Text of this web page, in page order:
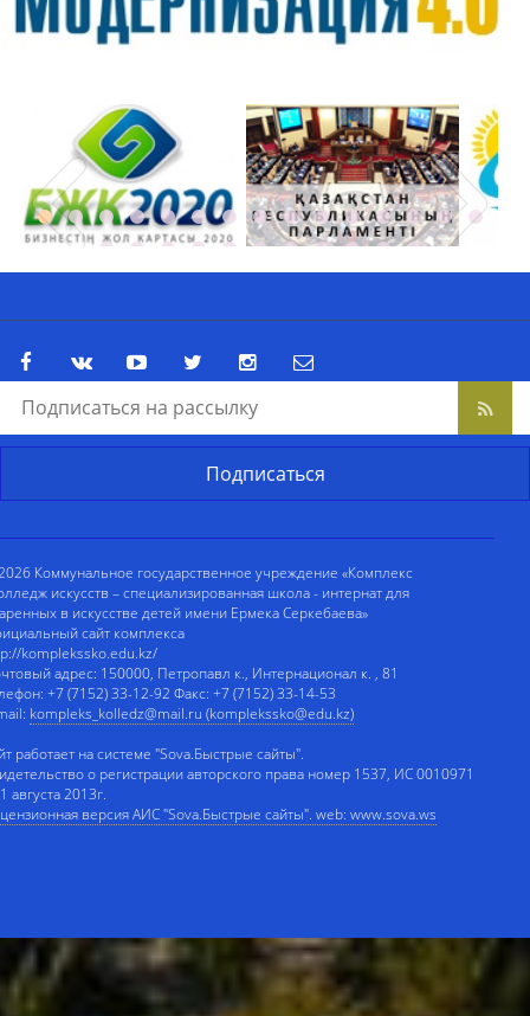
Коммунальное государственное учреждение «Комплекс
искусств – специализированная школа - интернат для
в искусстве детей имени Ермека Серкебаева»
сайт комплекса
komplekssko.edu.kz/
адрес: 150000, Петропавл к., Интернационал к. , 81
+7 (7152) 33-12-92 Факс: +7 (7152) 33-14-53
kompleks_kolledz@mail.ru (komplekssko@edu.kz)
работает на системе "Sova.Быстрые сайты".
о регистрации авторского права номер 1537, ИС 0010971
августа 2013г.
версия АИС "Sova.Быстрые сайты". web: www.sova.ws